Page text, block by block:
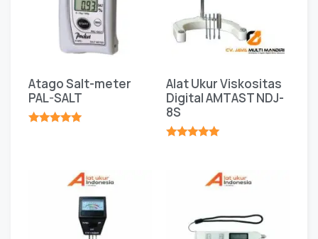
Atago Salt-meter
PAL-SALT
Alat Ukur Viskositas
Digital AMTAST NDJ-
8S